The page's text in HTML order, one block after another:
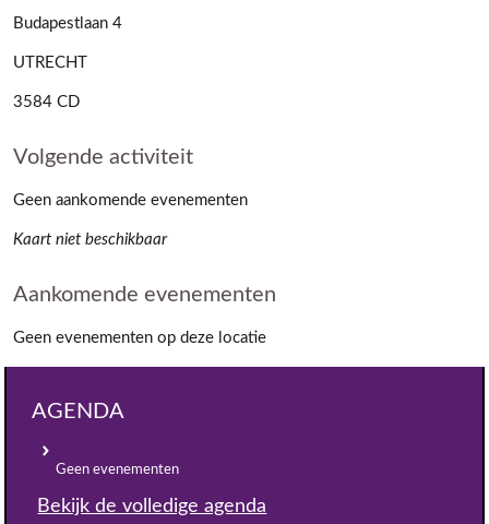
Budapestlaan 4
UTRECHT
3584 CD
Volgende activiteit
Geen aankomende evenementen
Kaart niet beschikbaar
Aankomende evenementen
Geen evenementen op deze locatie
AGENDA
Geen evenementen
Bekijk de volledige agenda